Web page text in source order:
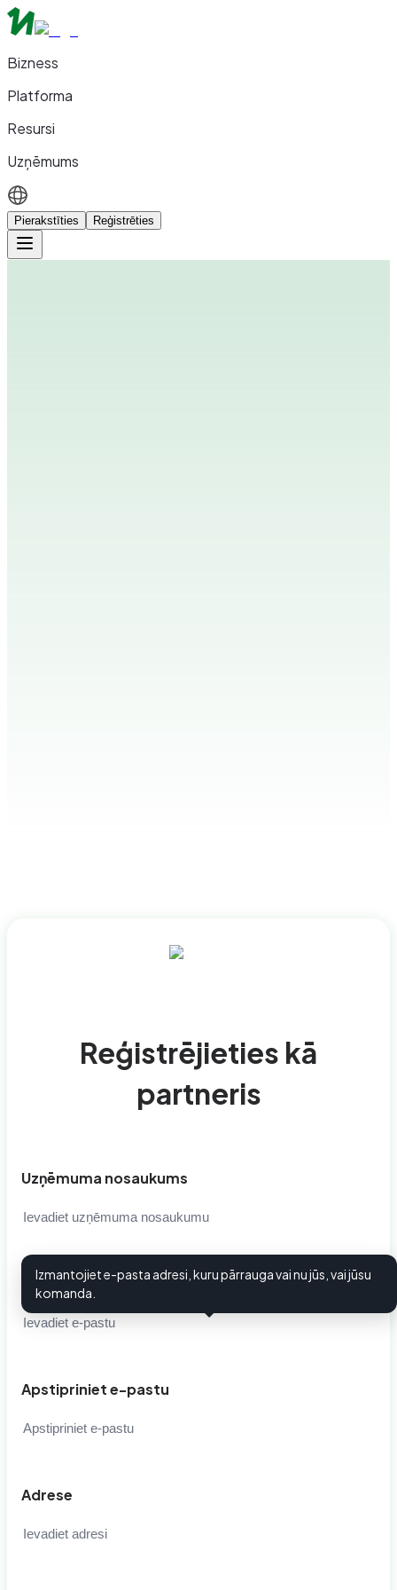
Bizness
Platforma
Resursi
Uzņēmums
Pierakstīties Reģistrēties
Reģistrējieties kā
partneris
Uzņēmuma nosaukums
E-pasts
Izmantojiet e-pasta adresi, kuru pārrauga vai nu jūs, vai jūsu
komanda.
Apstipriniet e-pastu
Adrese